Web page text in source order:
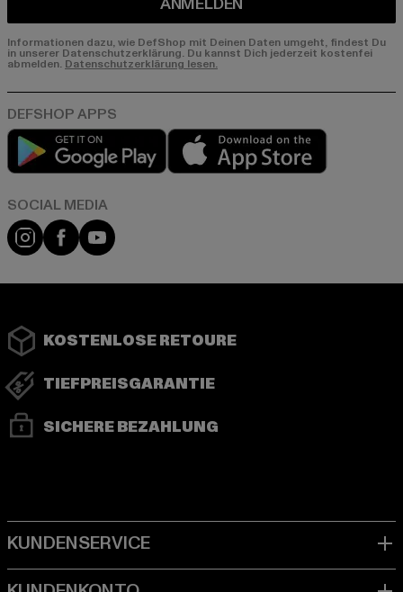
Informationen dazu, wie DefShop mit Deinen Daten umgeht, findest Du
in unserer Datenschutzerklärung. Du kannst Dich jederzeit kostenfei
abmelden. Datenschutzerklärung lesen.
Play market
Instagram
FacebookYouTube
KOSTENLOSE RETOURE
TIEFPREISGARANTIE
SICHERE BEZAHLUNG